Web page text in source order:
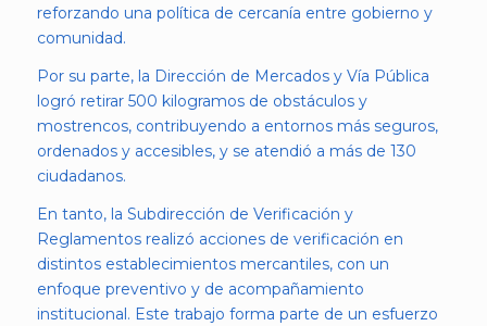
reforzando una política de cercanía entre gobierno y
comunidad.
Por su parte, la Dirección de Mercados y Vía Pública
logró retirar 500 kilogramos de obstáculos y
mostrencos, contribuyendo a entornos más seguros,
ordenados y accesibles, y se atendió a más de 130
ciudadanos.
En tanto, la Subdirección de Verificación y
Reglamentos realizó acciones de verificación en
distintos establecimientos mercantiles, con un
enfoque preventivo y de acompañamiento
institucional. Este trabajo forma parte de un esfuerzo